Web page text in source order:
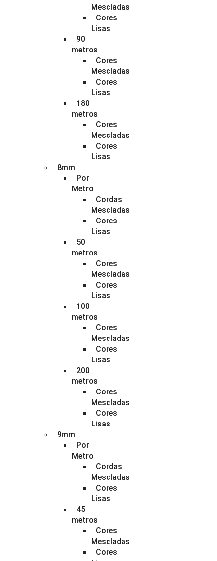
Mescladas
Cores
Lisas
90
metros
Cores
Mescladas
Cores
Lisas
180
metros
Cores
Mescladas
Cores
Lisas
8mm
Por
Metro
Cordas
Mescladas
Cores
Lisas
50
metros
Cores
Mescladas
Cores
Lisas
100
metros
Cores
Mescladas
Cores
Lisas
200
metros
Cores
Mescladas
Cores
Lisas
9mm
Por
Metro
Cordas
Mescladas
Cores
Lisas
45
metros
Cores
Mescladas
Cores